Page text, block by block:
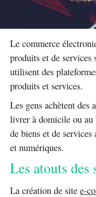
Le commerce
produits et de services
utilisent des
produits et services.
Les gens achètent des
livrer à domicile ou au
de biens et de
et numériques.
Les atouts des
La création de site e-